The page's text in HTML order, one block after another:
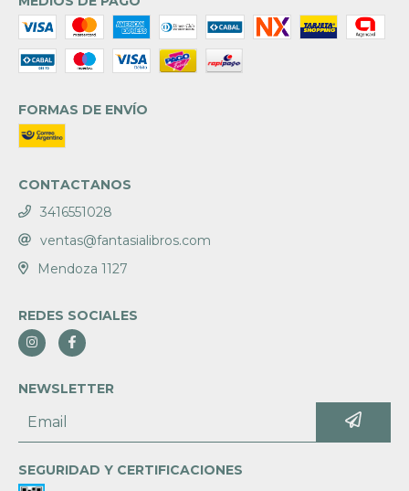
FORMAS DE ENVÍO
CONTACTANOS
3416551028
ventas@fantasialibros.com
Mendoza 1127
REDES SOCIALES
NEWSLETTER
SEGURIDAD Y CERTIFICACIONES